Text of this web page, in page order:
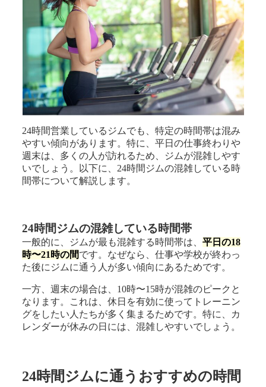
24時間営業しているジムでも、特定の時間帯は混み
やすい傾向があります。特に、平日の仕事終わりや
週末は、多くの人が訪れるため、ジムが混雑しやす
いでしょう。以下に、24時間ジムの混雑している時
間帯について解説します。
24時間ジムの混雑している時間帯
一般的に、ジムが最も混雑する時間帯は、平日の18
時〜21時の間です。なぜなら、仕事や学校が終わっ
た後にジムに通う人が多い傾向にあるためです。
一方、週末の場合は、10時〜15時が混雑のピークと
なります。これは、休日を有効に使ってトレーニン
グをしたい人たちが多く集まるためです。特に、カ
レンダーが休みの日には、混雑しやすいでしょう。
24時間ジムに通うおすすめの時間